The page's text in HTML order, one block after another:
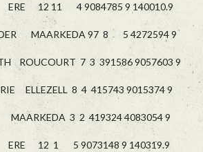
12 11 4 9084785 9 140010.9
MAARKEDA 97 8 5 4272594 9
TH ROUCOURT 7 3 391586 9057603 9
ELLEZELL 8 4 415743 9015374 9
3 2 419324 4083054 9
ERE 12 1 5 9073148 9 140319.9